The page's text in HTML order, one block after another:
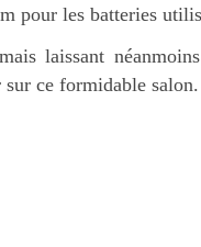
pour les batteries
laissant
sur ce formidable